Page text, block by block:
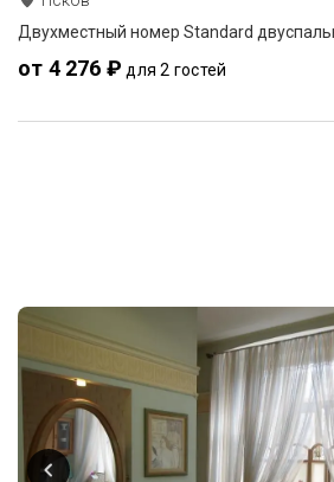
Двухместный номер Standard
от 4 276 ₽ для 2 гостей